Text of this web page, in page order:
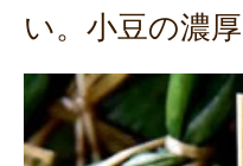
い。小豆の濃